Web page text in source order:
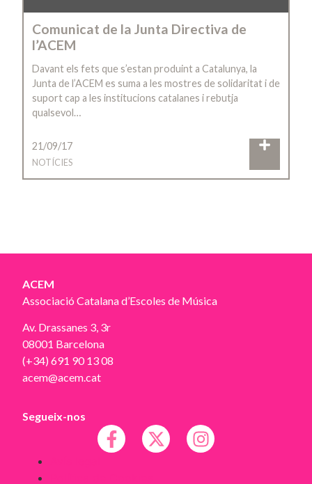
Comunicat de la Junta Directiva de
l’ACEM
Davant els fets que s’estan produint a Catalunya, la
Junta de l’ACEM es suma a les mostres de solidaritat i de
suport cap a les institucions catalanes i rebutja
qualsevol…
21/09/17
NOTÍCIES
ACEM
Associació Catalana d’Escoles de Música
Av. Drassanes 3, 3r
08001 Barcelona
(+34) 691 90 13 08
acem@acem.cat
Segueix-nos